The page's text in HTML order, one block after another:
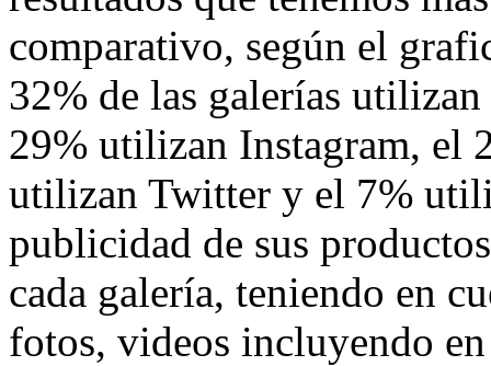
comparativo, según el
32% de las galerías
29% utilizan Instagram, el
utilizan Twitter y el 7%
publicidad de sus
cada galería, teniendo en
fotos, videos incluyendo